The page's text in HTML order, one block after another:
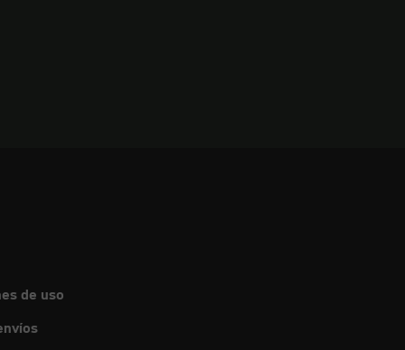
de uso